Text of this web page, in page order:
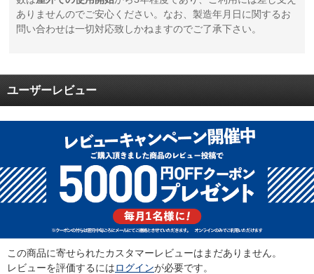
ありませんのでご安心ください。なお、製造年月日に関するお
問い合わせは一切対応致しかねますのでご了承下さい。
ユーザーレビュー
この商品に寄せられたカスタマーレビューはまだありません。
レビューを評価するにはログインが必要です。